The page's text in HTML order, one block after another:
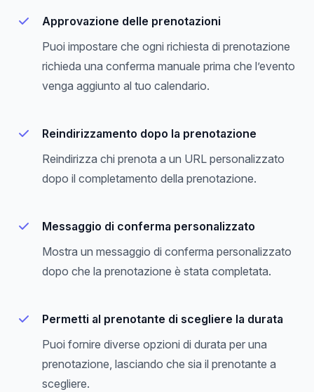
Approvazione delle prenotazioni
Puoi impostare che ogni richiesta di prenotazione
richieda una conferma manuale prima che l’evento
venga aggiunto al tuo calendario.
Reindirizzamento dopo la prenotazione
Reindirizza chi prenota a un URL personalizzato
dopo il completamento della prenotazione.
Messaggio di conferma personalizzato
Mostra un messaggio di conferma personalizzato
dopo che la prenotazione è stata completata.
Permetti al prenotante di scegliere la durata
Puoi fornire diverse opzioni di durata per una
prenotazione, lasciando che sia il prenotante a
scegliere.